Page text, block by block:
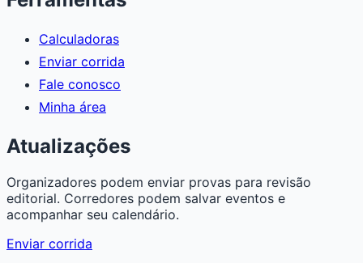
Calculadoras
Enviar corrida
Fale conosco
Minha área
Atualizações
Organizadores podem enviar provas para revisão
editorial. Corredores podem salvar eventos e
acompanhar seu calendário.
Enviar corrida